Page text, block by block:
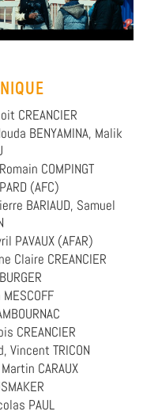
CREANCIER
BENYAMINA, Malik
COMPINGT
(AFC)
BARIAUD, Samuel
PAVAUX (AFAR)
Claire CREANCIER
CREANCIER
Vincent TRICON
Martin CARAUX
PAUL